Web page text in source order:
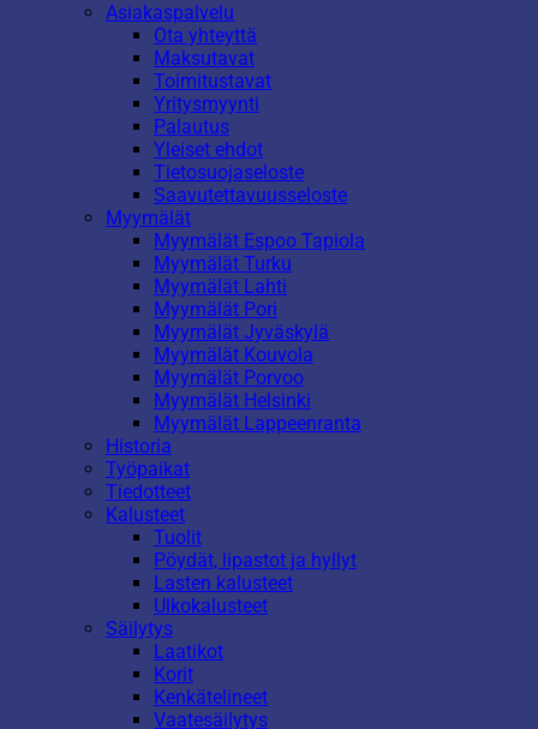
Asiakaspalvelu
Ota yhteyttä
Maksutavat
Toimitustavat
Yritysmyynti
Palautus
Yleiset ehdot
Tietosuojaseloste
Saavutettavuusseloste
Myymälät
Myymälät Espoo Tapiola
Myymälät Turku
Myymälät Lahti
Myymälät Pori
Myymälät Jyväskylä
Myymälät Kouvola
Myymälät Porvoo
Myymälät Helsinki
Myymälät Lappeenranta
Historia
Työpaikat
Tiedotteet
Kalusteet
Tuolit
Pöydät, lipastot ja hyllyt
Lasten kalusteet
Ulkokalusteet
Säilytys
Laatikot
Korit
Kenkätelineet
Vaatesäilytys